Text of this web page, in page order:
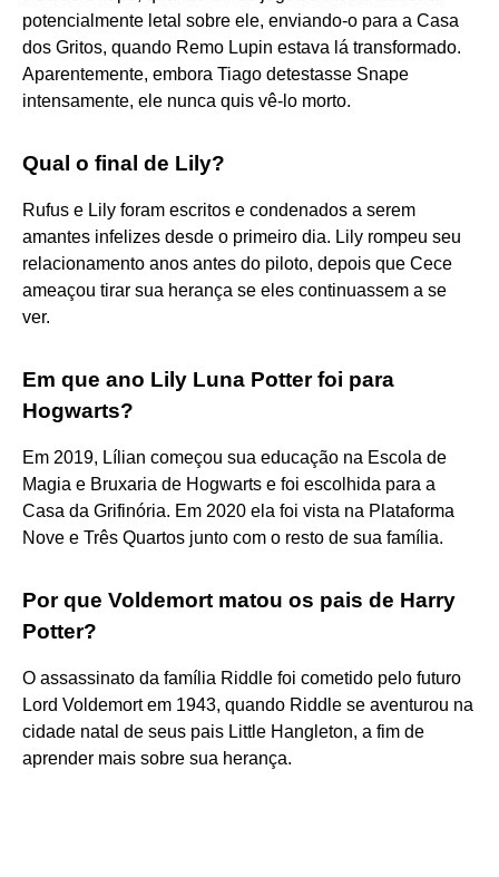
potencialmente letal sobre ele, enviando-o para a Casa
dos Gritos, quando Remo Lupin estava lá transformado.
Aparentemente, embora Tiago detestasse Snape
intensamente, ele nunca quis vê-lo morto.
Qual o final de Lily?
Rufus e Lily foram escritos e condenados a serem
amantes infelizes desde o primeiro dia. Lily rompeu seu
relacionamento anos antes do piloto, depois que Cece
ameaçou tirar sua herança se eles continuassem a se
ver.
Em que ano Lily Luna Potter foi para
Hogwarts?
Em 2019, Lílian começou sua educação na Escola de
Magia e Bruxaria de Hogwarts e foi escolhida para a
Casa da Grifinória. Em 2020 ela foi vista na Plataforma
Nove e Três Quartos junto com o resto de sua família.
Por que Voldemort matou os pais de Harry
Potter?
O assassinato da família Riddle foi cometido pelo futuro
Lord Voldemort em 1943, quando Riddle se aventurou na
cidade natal de seus pais Little Hangleton, a fim de
aprender mais sobre sua herança.